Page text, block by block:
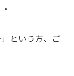
という方、ご